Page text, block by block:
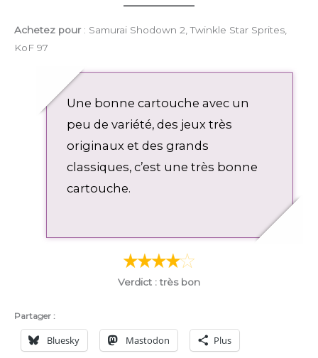
Achetez pour: Samurai Shodown 2, Twinkle Star Sprites,
KoF 97
Une bonne cartouche avec un
peu de variété, des jeux très
originaux et des grands
classiques, c’est une très bonne
cartouche.
Verdict : très bon
Partager :
Bluesky Mastodon Plus